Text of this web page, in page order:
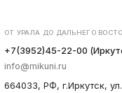
ОТ УРАЛА ДО ДАЛЬНЕГО
+7(3952)45-22-00
info@mikuni.ru
664033, РФ, г.Иркутск,